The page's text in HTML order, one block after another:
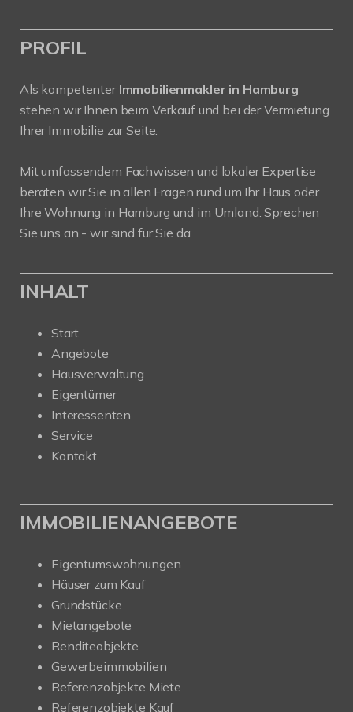
PROFIL
Als kompetenter Immobilienmakler in Hamburg
stehen wir Ihnen beim Verkauf und bei der Vermietung
Ihrer Immobilie zur Seite.
Mit umfassendem Fachwissen und lokaler Expertise
beraten wir Sie in allen Fragen rund um Ihr Haus oder
Ihre Wohnung in Hamburg und im Umland. Sprechen
Sie uns an - wir sind für Sie da.
INHALT
Start
Angebote
Hausverwaltung
Eigentümer
Interessenten
Service
Kontakt
IMMOBILIENANGEBOTE
Eigentumswohnungen
Häuser zum Kauf
Grundstücke
Mietangebote
Renditeobjekte
Gewerbeimmobilien
Referenzobjekte Miete
Referenzobjekte Kauf